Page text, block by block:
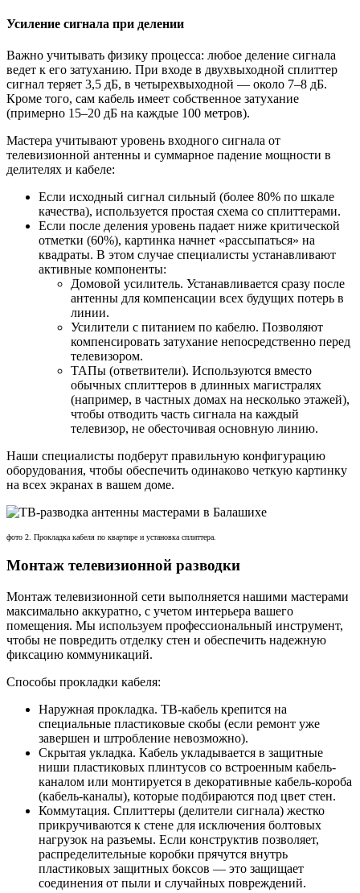
Усиление сигнала при делении
Важно учитывать физику процесса: любое деление сигнала
ведет к его затуханию. При входе в двухвыходной сплиттер
сигнал теряет 3,5 дБ, в четырехвыходной — около 7–8 дБ.
Кроме того, сам кабель имеет собственное затухание
(примерно 15–20 дБ на каждые 100 метров).
Мастера учитывают уровень входного сигнала от
телевизионной антенны и суммарное падение мощности в
делителях и кабеле:
Если исходный сигнал сильный (более 80% по шкале
качества), используется простая схема со сплиттерами.
Если после деления уровень падает ниже критической
отметки (60%), картинка начнет «рассыпаться» на
квадраты. В этом случае специалисты устанавливают
активные компоненты:
Домовой усилитель. Устанавливается сразу после
антенны для компенсации всех будущих потерь в
линии.
Усилители с питанием по кабелю. Позволяют
компенсировать затухание непосредственно перед
телевизором.
ТАПы (ответвители). Используются вместо
обычных сплиттеров в длинных магистралях
(например, в частных домах на несколько этажей),
чтобы отводить часть сигнала на каждый
телевизор, не обесточивая основную линию.
Наши специалисты подберут правильную конфигурацию
оборудования, чтобы обеспечить одинаково четкую картинку
на всех экранах в вашем доме.
фото 2. Прокладка кабеля по квартире и установка сплиттера.
Монтаж телевизионной разводки
Монтаж телевизионной сети выполняется нашими мастерами
максимально аккуратно, с учетом интерьера вашего
помещения. Мы используем профессиональный инструмент,
чтобы не повредить отделку стен и обеспечить надежную
фиксацию коммуникаций.
Способы прокладки кабеля:
Наружная прокладка. ТВ-кабель крепится на
специальные пластиковые скобы (если ремонт уже
завершен и штробление невозможно).
Скрытая укладка. Кабель укладывается в защитные
ниши пластиковых плинтусов со встроенным кабель-
каналом или монтируется в декоративные кабель-короба
(кабель-каналы), которые подбираются под цвет стен.
Коммутация. Сплиттеры (делители сигнала) жестко
прикручиваются к стене для исключения болтовых
нагрузок на разъемы. Если конструктив позволяет,
распределительные коробки прячутся внутрь
пластиковых защитных боксов — это защищает
соединения от пыли и случайных повреждений.